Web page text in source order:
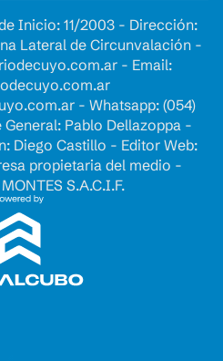
Inicio: 11/2003 - Dirección:
Lateral de Circunvalación -
- Email:
- Whatsapp: (054)
Pablo Dellazoppa -
Diego Castillo - Editor Web:
propietaria del medio -
S.A.C.I.F.